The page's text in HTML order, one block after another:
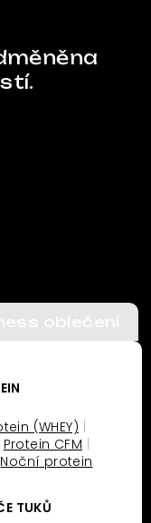
oblečení
(WHEY)
Protein CFM
Noční protein
TUKŮ